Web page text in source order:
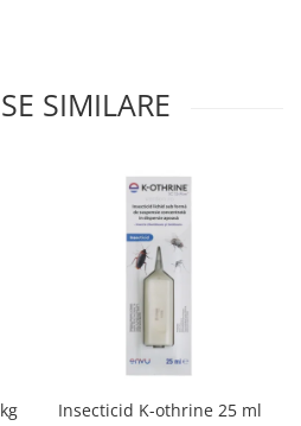
SIMILARE
Insecticid K-othrine 25 ml